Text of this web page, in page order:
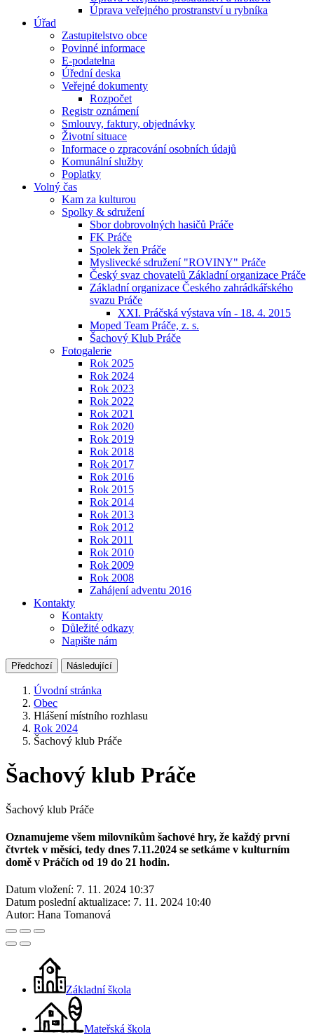
Úprava veřejného prostranství u rybníka
Úřad
Zastupitelstvo obce
Povinné informace
E-podatelna
Úřední deska
Veřejné dokumenty
Rozpočet
Registr oznámení
Smlouvy, faktury, objednávky
Životní situace
Informace o zpracování osobních údajů
Komunální služby
Poplatky
Volný čas
Kam za kulturou
Spolky & sdružení
Sbor dobrovolných hasičů Práče
FK Práče
Spolek žen Práče
Myslivecké sdružení "ROVINY" Práče
Český svaz chovatelů Základní organizace Práče
Základní organizace Českého zahrádkářského
svazu Práče
XXI. Práčská výstava vín - 18. 4. 2015
Moped Team Práče, z. s.
Šachový Klub Práče
Fotogalerie
Rok 2025
Rok 2024
Rok 2023
Rok 2022
Rok 2021
Rok 2020
Rok 2019
Rok 2018
Rok 2017
Rok 2016
Rok 2015
Rok 2014
Rok 2013
Rok 2012
Rok 2011
Rok 2010
Rok 2009
Rok 2008
Zahájení adventu 2016
Kontakty
Kontakty
Důležité odkazy
Napište nám
Předchozí Následující
Úvodní stránka
Obec
Hlášení místního rozhlasu
Rok 2024
Šachový klub Práče
Šachový klub Práče
Šachový klub Práče
Oznamujeme všem milovníkům šachové hry, že každý první
čtvrtek v měsíci, tedy dnes 7.11.2024 se setkáme v kulturním
domě v Práčích od 19 do 21 hodin.
Datum vložení: 7. 11. 2024 10:37
Datum poslední aktualizace: 7. 11. 2024 10:40
Autor: Hana Tomanová
Základní škola
Mateřská škola